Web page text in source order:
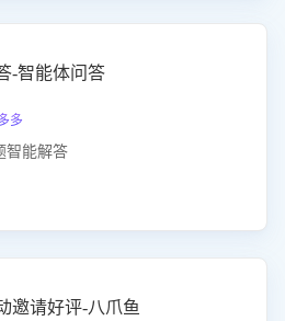
-智能体问答
多
智能解答
邀请好评-八爪鱼